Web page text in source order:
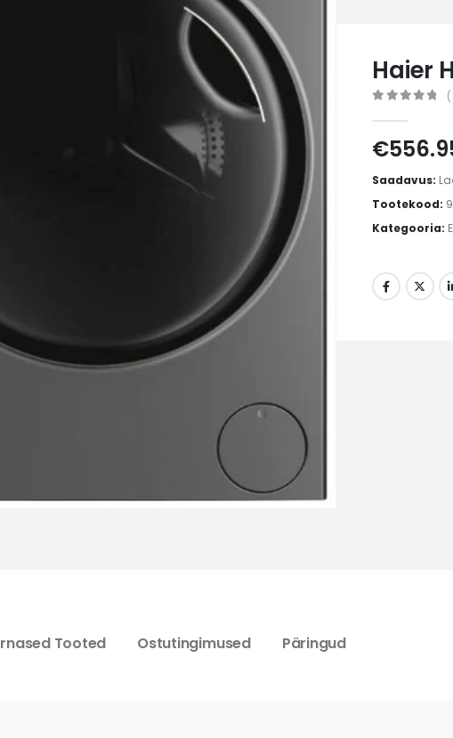
Haier
€
Saadavus:
Tootekood:
Kategooria:
Tooted Ostutingimused Päringud